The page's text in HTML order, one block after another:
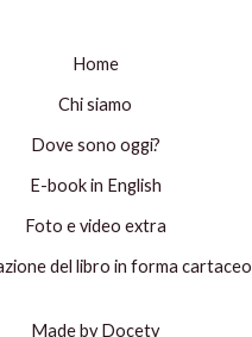
Home
Chi siamo
Dove sono oggi?
E-book in English
Foto e video extra
del libro in forma cartaceo
Made by Docety